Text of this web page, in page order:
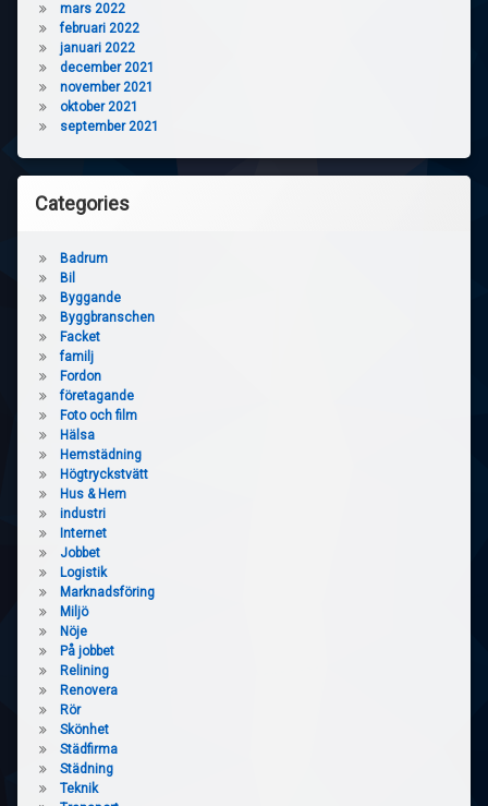
mars 2022
februari 2022
januari 2022
december 2021
november 2021
oktober 2021
september 2021
Categories
Badrum
Bil
Byggande
Byggbranschen
Facket
familj
Fordon
företagande
Foto och film
Hälsa
Hemstädning
Högtryckstvätt
Hus & Hem
industri
Internet
Jobbet
Logistik
Marknadsföring
Miljö
Nöje
På jobbet
Relining
Renovera
Rör
Skönhet
Städfirma
Städning
Teknik